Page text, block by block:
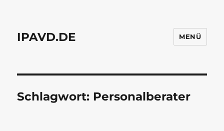
IPAVD.DE MENÜ
Schlagwort: Personalberater